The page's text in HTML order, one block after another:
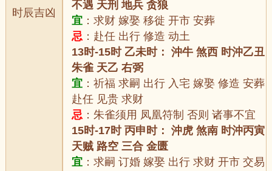
时辰吉凶
不遇 天刑 地兵 贪狼
宜 ：求财 嫁娶 移徙 开市 安葬
忌 ：赴任 出行 修造 动土
13时-15时 乙未时： 沖牛 煞西 时沖乙丑
朱雀 天乙 右弼
宜 ：祈福 求嗣 出行 入宅 嫁娶 修造 安葬
赴任 见贵 求财
忌 ：朱雀须用 凤凰符制 否则 诸事不宜
15时-17时 丙申时： 沖虎 煞南 时沖丙寅
天贼 路空 三合 金匮
宜 ：求嗣 订婚 嫁娶 出行 求财 开市 交易